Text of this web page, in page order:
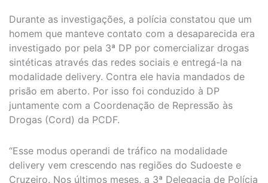
Durante as investigações, a polícia constatou que um
homem que manteve contato com a desaparecida era
investigado por pela 3ª DP por comercializar drogas
sintéticas através das redes sociais e entregá-la na
modalidade delivery. Contra ele havia mandados de
prisão em aberto. Por isso foi conduzido à DP
juntamente com a Coordenação de Repressão às
Drogas (Cord) da PCDF.
“Esse modus operandi de tráfico na modalidade
delivery vem crescendo nas regiões do Sudoeste e
Cruzeiro. Nos últimos meses, a 3ª Delegacia de Polícia